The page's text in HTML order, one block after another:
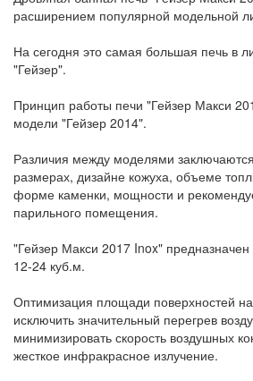
расширением популярной модельной
На сегодня это самая большая печь в
"Гейзер".
Принцип работы печи "Гейзер Макси
модели "Гейзер 2014".
Различия между моделями
размерах, дизайне кожуха, объеме
форме каменки, мощности и
парильного помещения.
"Гейзер Макси 2017 Inox"
12-24 куб.м.
Оптимизация площади поверхностей
исключить значительный перегрев
минимизировать скорость воздушных
жесткое инфракрасное излучение.